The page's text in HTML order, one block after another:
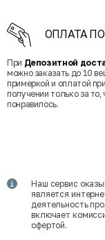
ОПЛАТА
При Депозитной
можно заказать до 10
примеркой и оплатой при
получении только за то,
понравилось.
Наш сервис
является
деятельность
включает
офертой.